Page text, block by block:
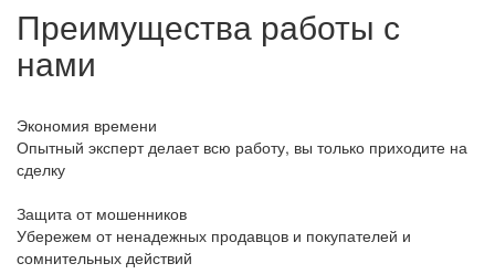
Преимущества работы с
нами
Экономия времени
Опытный эксперт делает всю работу, вы только приходите на
сделку
Защита от мошенников
Убережем от ненадежных продавцов и покупателей и
сомнительных действий